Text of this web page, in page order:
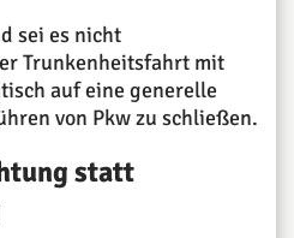
sei es nicht
Trunkenheitsfahrt mit
auf eine generelle
von Pkw zu schließen.
statt